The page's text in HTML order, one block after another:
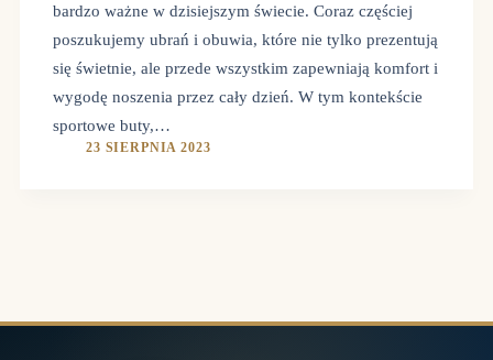
bardzo ważne w dzisiejszym świecie. Coraz częściej
poszukujemy ubrań i obuwia, które nie tylko prezentują
się świetnie, ale przede wszystkim zapewniają komfort i
wygodę noszenia przez cały dzień. W tym kontekście
sportowe buty,…
23 SIERPNIA 2023